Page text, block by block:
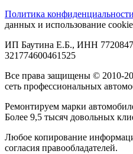
Политика конфиденциальности
данных и использование
ИП Баутина Е.Б., ИНН
321774600461525
Все права защищены ©
сеть профессиональных
Ремонтируем марки
Более 9,5 тысяч довольных
Любое копирование
согласия правообладателей.